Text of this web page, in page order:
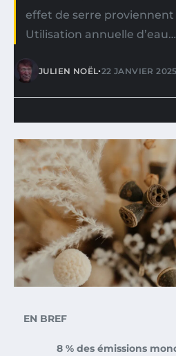
effet de serre proviennent
Utilisation annuelle d’eau…
JULIEN NOËL•22 JANVIER 2025
EN BREF
8 % des émissions